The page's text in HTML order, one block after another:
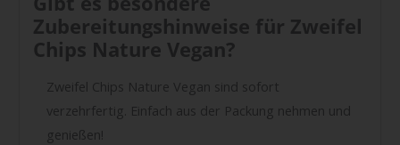
Zubereitungshinweise für Zweifel
Chips Nature Vegan?
Zweifel Chips Nature Vegan sind sofort
verzehrfertig. Einfach aus der Packung nehmen und
genießen!